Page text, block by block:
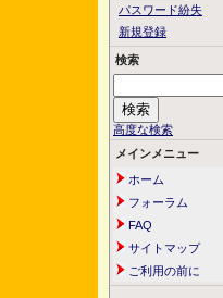
パスワード紛失
新規登録
検索
高度な検索
メインメニュー
ホーム
フォーラム
FAQ
サイトマップ
ご利用の前に